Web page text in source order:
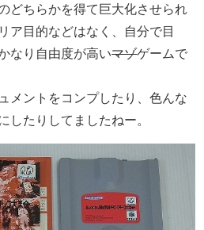
どちらかを得て巨大化させられ
ア目的などはなく、自分で目
なり自由度が高いマゾゲームで
メントをコンプしたり、色んな
したりしてましたねー。